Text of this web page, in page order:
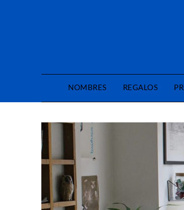
NOMBRES REGALOS